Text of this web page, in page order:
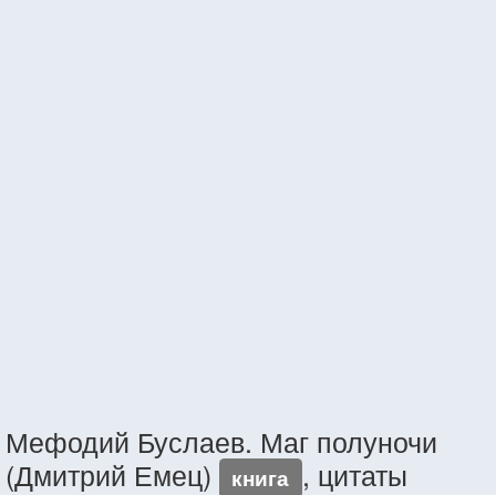
Мефодий Буслаев. Маг полуночи
(Дмитрий Емец)
книга , цитаты